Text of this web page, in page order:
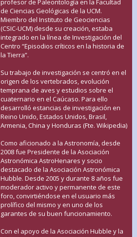
profesor de Paleontología en la Facultad
de Ciencias Geológicas de la UCM.
Miembro del Instituto de Geociencias
(CSIC-UCM) desde su creación, estaba
integrado en la línea de Investigación del
Centro “Episodios críticos en la historia de
la Tierra”.
Su trabajo de investigación se centró en el
origen de los vertebrados, evolución
temprana de aves y estudios sobre el
cuaternario en el Caúcaso. Para ello
desarrolló estancias de investigación en
Reino Unido, Estados Unidos, Brasil,
Armenia, China y Honduras (Fte. Wikipedia)
Como aficionado a la Astronomía, desde
2008 fue Presidente de la Asociación
Astronómica AstroHenares y socio
destacado de la Asociación Astronómica
Hubble. Desde 2005 y durante 8 años fue
moderador activo y permanente de este
foro, convirtiéndose en el usuario más
prolífico del mismo y en uno de los
garantes de su buen funcionamiento.
Con el apoyo de la Asociación Hubble y la